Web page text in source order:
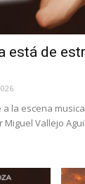
está de
la escena
Miguel Vallejo